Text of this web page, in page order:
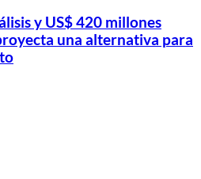
y US$ 420 millones
una alternativa para